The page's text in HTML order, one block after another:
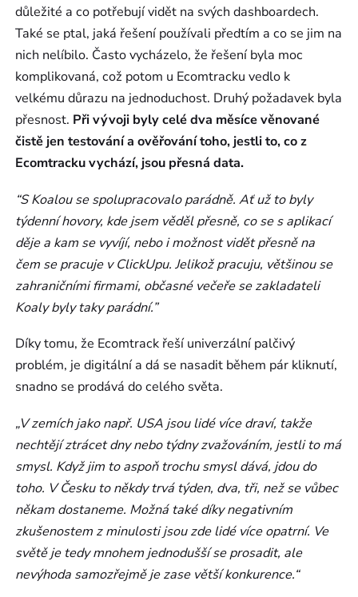
důležité a co potřebují vidět na svých dashboardech.
Také se ptal, jaká řešení používali předtím a co se jim na
nich nelíbilo. Často vycházelo, že řešení byla moc
komplikovaná, což potom u Ecomtracku vedlo k
velkému důrazu na jednoduchost. Druhý požadavek byla
přesnost. Při vývoji byly celé dva měsíce věnované
čistě jen testování a ověřování toho, jestli to, co z
Ecomtracku vychází, jsou přesná data.
“S Koalou se spolupracovalo parádně. Ať už to byly
týdenní hovory, kde jsem věděl přesně, co se s aplikací
děje a kam se vyvíjí, nebo i možnost vidět přesně na
čem se pracuje v ClickUpu. Jelikož pracuju, většinou se
zahraničními firmami, občasné večeře se zakladateli
Koaly byly taky parádní.”
Díky tomu, že Ecomtrack řeší univerzální palčivý
problém, je digitální a dá se nasadit během pár kliknutí,
snadno se prodává do celého světa.
„V zemích jako např. USA jsou lidé více draví, takže
nechtějí ztrácet dny nebo týdny zvažováním, jestli to má
smysl. Když jim to aspoň trochu smysl dává, jdou do
toho. V Česku to někdy trvá týden, dva, tři, než se vůbec
někam dostaneme. Možná také díky negativním
zkušenostem z minulosti jsou zde lidé více opatrní. Ve
světě je tedy mnohem jednodušší se prosadit, ale
nevýhoda samozřejmě je zase větší konkurence.“